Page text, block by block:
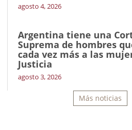
agosto 4, 2026
Argentina tiene una
Suprema de hombres
cada vez más a las
Justicia
agosto 3, 2026
Más noticias